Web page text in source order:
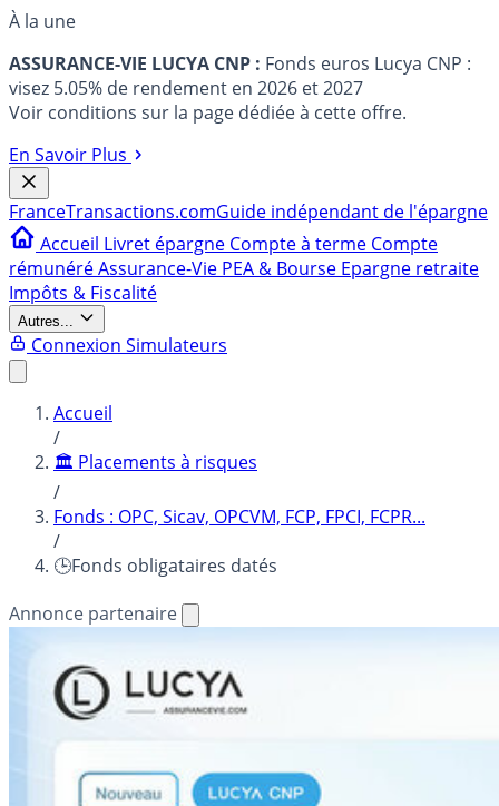
À la une
ASSURANCE-VIE LUCYA CNP : Fonds euros Lucya CNP :
visez 5.05% de rendement en 2026 et 2027
Voir conditions sur la page dédiée à cette offre.
En Savoir Plus
FranceTransactions.comGuide indépendant de l'épargne
Accueil Livret épargne Compte à terme Compte
rémunéréAssurance-Vie PEA & Bourse Epargne retraite
Impôts & Fiscalité
Autres...
Connexion Simulateurs
Accueil
/
🏛️ Placements à risques
/
Fonds : OPC, Sicav, OPCVM, FCP, FPCI, FCPR...
/
🕒Fonds obligataires datés
Annonce partenaire